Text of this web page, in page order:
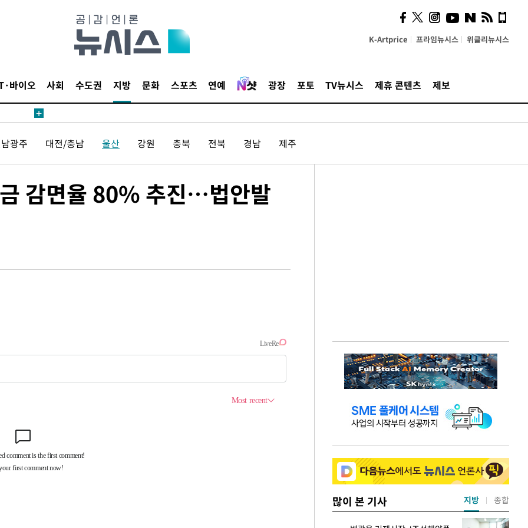
K-Artprice 프라임뉴시스 위클리뉴시스
바이오 사회 수도권 지방 문화 스포츠 연예 광장 포토 TV뉴시스 제휴 콘텐츠 제보
일 후
광주 대전/충남 울산 강원 충북 전북 경남 제주
감면율 80% 추진…법안발
많이 본 기사 지방 종합